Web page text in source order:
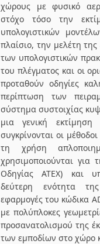
χώρους με φυσικό
στόχο τόσο την
υπολογιστικών
πλαίσιο, την μελέτη
των υπολογιστικών
του πλέγματος και οι
προταθούν οδηγίες
περίπτωση των
σύστημα συστοιχίας
μια γενική
συγκρίνονται οι
τη χρήση
χρησιμοποιούνται για
Οδηγίας ΑΤΕΧ) και
δεύτερη ενότητα της
εφαρμογές του κώδικα
με πολύπλοκες
προσανατολισμού της
των εμποδίων στο χώρο